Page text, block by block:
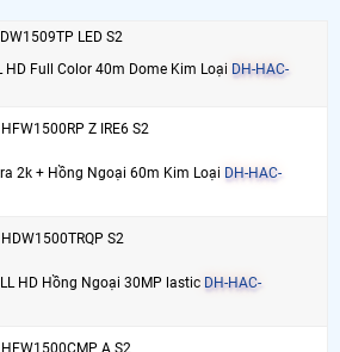
LED S2
HD Full Color 40m Dome Kim Loại DH-HAC-
Z IRE6 S2
2k + Hồng Ngoại 60m Kim Loại DH-HAC-
S2
HD Hồng Ngoại 30MP lastic DH-HAC-
A S2